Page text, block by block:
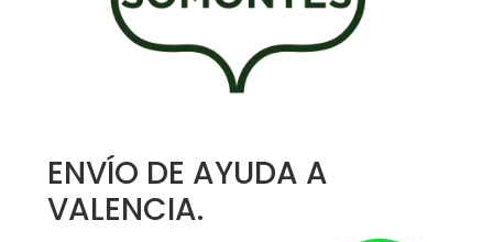
ENVÍO DE AYUDA A
VALENCIA.